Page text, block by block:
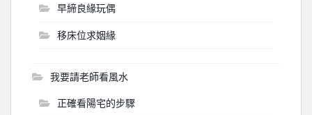
早締良緣玩偶
移床位求姻緣
我要請老師看風水
正確看陽宅的步驟